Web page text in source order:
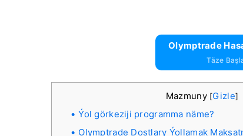
Olymptrade
Täze
Mazmuny [Gizle]
Ýol görkeziji programma näme?
Olymptrade Dostlary Ýollamak